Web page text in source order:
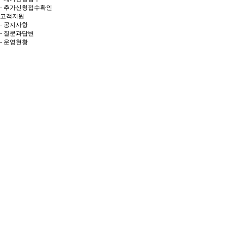
- 추가신청접수확인
고객지원
- 공지사항
- 질문과답변
- 운영현황